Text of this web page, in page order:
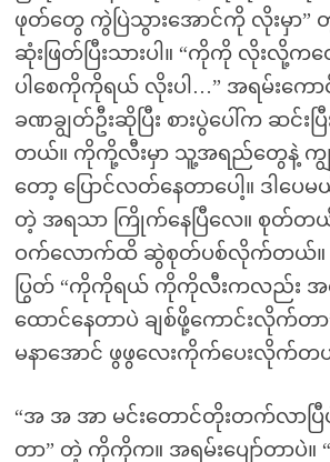
ဖုတ်တွေ ကွဲပြဲသွားအောင်ကို လိုးမှာ”
ဆုံးဖြတ်ပြီးသားပါ။ “ကိုကို လိုးလို့က
ပါစေကိုကိုရယ် လိုးပါ…” အရမ်းကေ
ခဏချွတ်ဦးဆိုပြီး စားပွဲပေါ်က ဆင်း
တယ်။ ကိုကို့လီးမှာ သူ့အရည်တွေနဲ့ က
တော့ ပြောင်လတ်နေတာပေါ့။ ဒါပေ
တဲ့ အရသာ ကြိုက်နေပြီလေ။ စုတ်
ဝက်လောက်ထိ ဆွဲစုတ်ပစ်လိုက်တယ်။ ပ
ပြွတ် “ကိုကိုရယ် ကိုကိုလီးကလည်း အ
ထောင်နေတာပဲ ချစ်ဖို့ကောင်းလိုက်တာ
မနာအောင် ဖွဖွလေးကိုက်ပေးလိုက်တ
“အ အ အာ မင်းတောင်တိုးတက်လာပ
တာ” တဲ့ ကိုကိုက။ အရမ်းပျော်တာပဲ။